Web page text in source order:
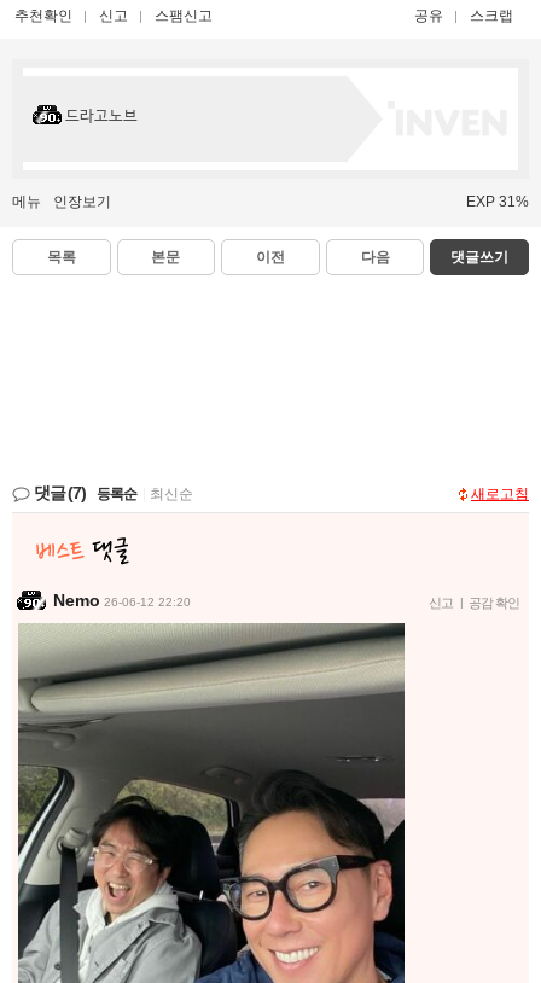
추천확인 신고 스팸신고 공유 스크랩
드라고노브
메뉴 인장보기 EXP 31%
목록 본문 이전 다음 댓글쓰기
댓글(7) 등록순 최신순 새로고침
Nemo 26-06-12 22:20 신고 | 공감 확인